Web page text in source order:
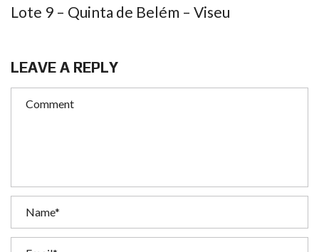
Lote 9 – Quinta de Belém – Viseu
LEAVE A REPLY